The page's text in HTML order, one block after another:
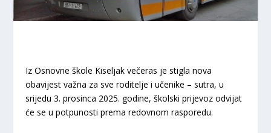
Iz Osnovne škole Kiseljak večeras je stigla nova
obavijest važna za sve roditelje i učenike – sutra, u
srijedu 3. prosinca 2025. godine, školski prijevoz odvijat
će se u potpunosti prema redovnom rasporedu.